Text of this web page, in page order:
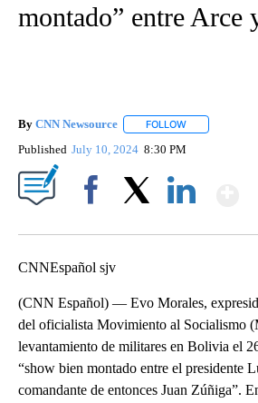
montado” entre Arce
By CNN Newsource FOLLOW
Published July 10, 2024 8:30 PM
CNNEspañol sjv
(CNN Español) — Evo Morales,
del oficialista Movimiento al Socialismo
levantamiento de militares en Bolivia el
“show bien montado entre el presidente
comandante de entonces Juan Zúñiga”.